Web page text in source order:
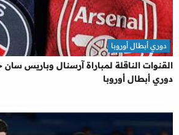
القنوات الناقلة لمباراة آرسنال وباريس
دوري أبطال أوروبا
دوري أبطال أوروبا